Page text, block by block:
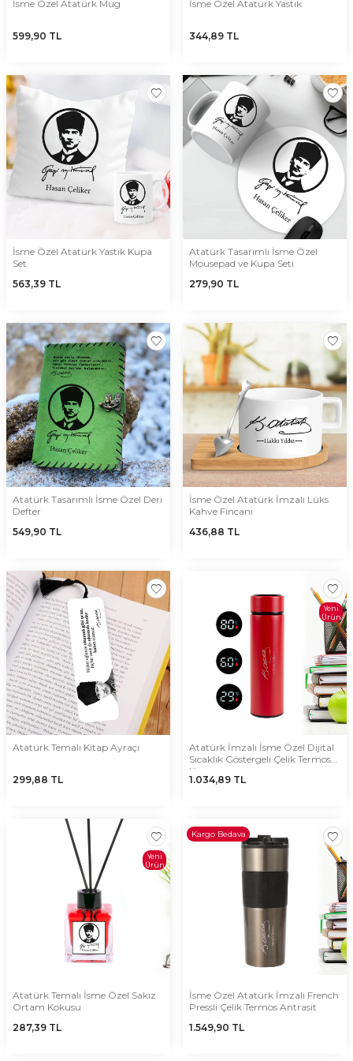
İsme Özel Atatürk Mug
599,90 TL
İsme Özel Atatürk Yastık
344,89 TL
İsme Özel Atatürk Yastık Kupa
Set
563,39 TL
Atatürk Tasarımlı İsme Özel
Mousepad ve Kupa Seti
279,90 TL
Atatürk Tasarımlı İsme Özel Deri
Defter
549,90 TL
İsme Özel Atatürk İmzalı Lüks
Kahve Fincanı
436,88 TL
Atatürk Temalı Kitap Ayraçı
299,88 TL
Yeni
Ürün
Atatürk İmzalı İsme Özel Dijital
Sıcaklık Göstergeli Çelik Termos
Kırmızı
1.034,89 TL
Yeni
Ürün
Atatürk Temalı İsme Özel Sakız
Ortam Kokusu
287,39 TL
Kargo Bedava
İsme Özel Atatürk İmzalı French
Pressli Çelik Termos Antrasit
1.549,90 TL